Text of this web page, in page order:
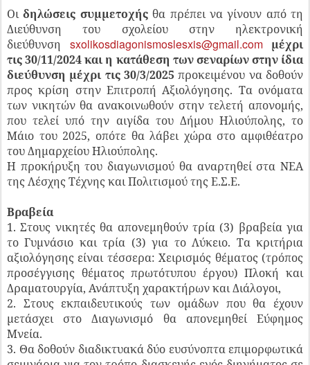
Οιδηλώσεις συμμετοχήςθα πρέπει να γίνουν από τη
Διεύθυνση του σχολείου στην ηλεκτρονική
διεύθυνση sxolikosdiagonismoslesxis@gmail.com
μέχρι
τις 30/11/2024 και η κατάθεση των σεναρίων στην ίδια
διεύθυνση μέχρι τις 30/3/2025προκειμένου να δοθούν
προς κρίση στην Επιτροπή Αξιολόγησης. Τα ονόματα
των νικητών θα ανακοινωθούν στην τελετή απονομής,
που τελεί υπό την αιγίδα του Δήμου Ηλιούπολης, το
Μάιο του 2025, οπότε θα λάβει χώρα στο αμφιθέατρο
του Δημαρχείου Ηλιούπολης.
Η προκήρυξη του διαγωνισμού θα αναρτηθεί στα ΝΕΑ
της Λέσχης Τέχνης και Πολιτισμού της Ε.Σ.Ε.
Βραβεία
1. Στους νικητές θα απονεμηθούν τρία (3) βραβεία για
το Γυμνάσιο και τρία (3) για το Λύκειο. Τα κριτήρια
αξιολόγησης είναι τέσσερα: Χειρισμός θέματος (τρόπος
προσέγγισης θέματος πρωτότυπου έργου) Πλοκή και
Δραματουργία, Ανάπτυξη χαρακτήρων και Διάλογοι,
2. Στους εκπαιδευτικούς των ομάδων που θα έχουν
μετάσχει στο Διαγωνισμό θα απονεμηθεί Εύφημος
Μνεία.
3. Θα δοθούν διαδικτυακά δύο ευσύνοπτα επιμορφωτικά